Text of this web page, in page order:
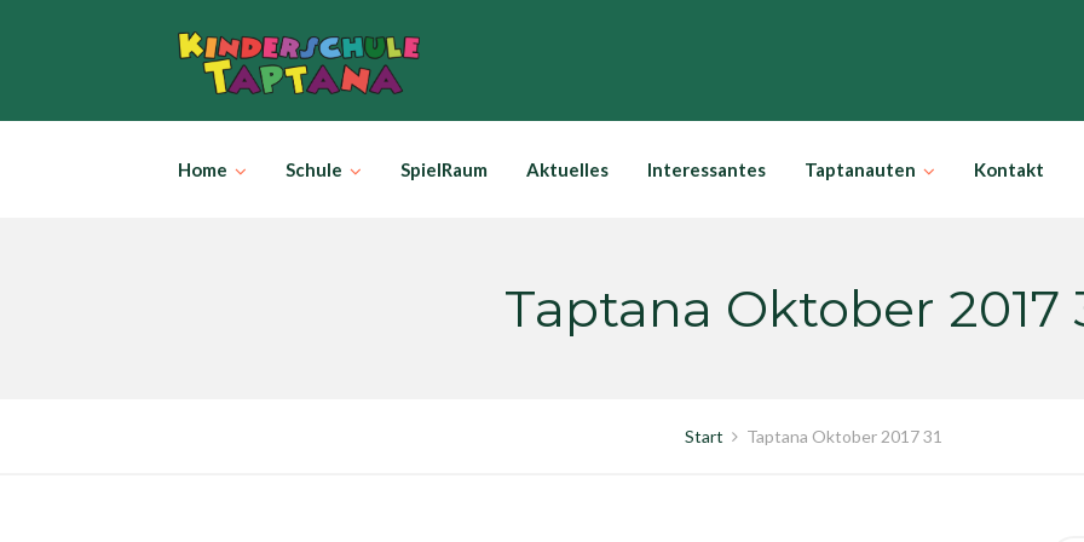
Home Schule SpielRaum Aktuelles Interessantes Taptanauten Kontakt
Taptana Oktober 2017
Start Taptana Oktober 2017 31